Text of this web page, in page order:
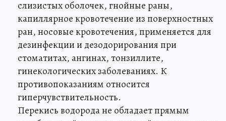
слизистых оболочек, гнойные раны,
капиллярное кровотечение из поверхностных
ран, носовые кровотечения, применяется для
дезинфекции и дезодорирования при
стоматитах, ангинах, тонзиллите,
гинекологических заболеваниях. К
противопоказаниям относится
гиперчувствительность.
Перекись водорода не обладает прямым